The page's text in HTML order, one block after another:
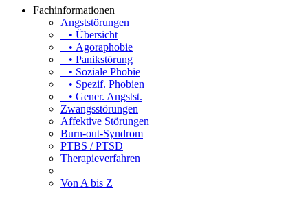
Fachinformationen
Angststörungen
• Übersicht
• Agoraphobie
• Panikstörung
• Soziale Phobie
• Spezif. Phobien
• Gener. Angstst.
Zwangsstörungen
Affektive Störungen
Burn-out-Syndrom
PTBS / PTSD
Therapieverfahren
Von A bis Z